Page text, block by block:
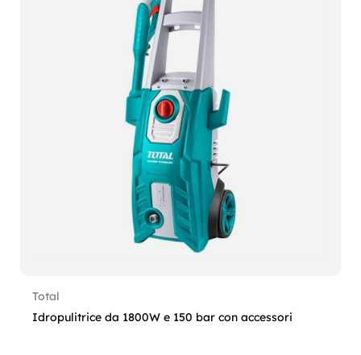
Total
Idropulitrice da 1800W e 150 bar con accessori